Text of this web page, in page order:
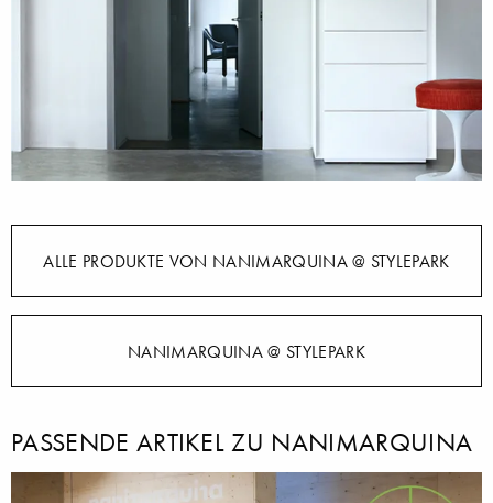
ALLE PRODUKTE VON NANIMARQUINA @ STYLEPARK
NANIMARQUINA @ STYLEPARK
PASSENDE ARTIKEL ZU NANIMARQUINA